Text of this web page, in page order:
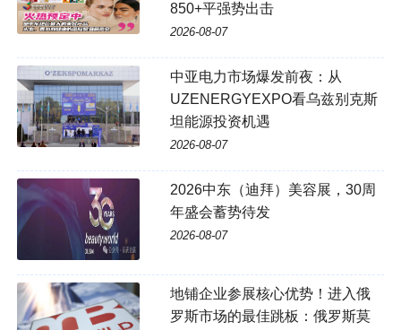
850+平强势出击
2026-08-07
中亚电力市场爆发前夜：从
UZENERGYEXPO看乌兹别克斯
坦能源投资机遇
2026-08-07
2026中东（迪拜）美容展，30周
年盛会蓄势待发
2026-08-07
地铺企业参展核心优势！进入俄
罗斯市场的最佳跳板：俄罗斯莫